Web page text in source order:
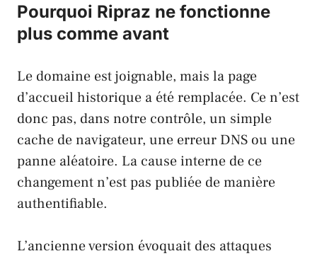
Pourquoi Ripraz ne fonctionne
plus comme avant
Le domaine est joignable, mais la page
d’accueil historique a été remplacée. Ce n’est
donc pas, dans notre contrôle, un simple
cache de navigateur, une erreur DNS ou une
panne aléatoire. La cause interne de ce
changement n’est pas publiée de manière
authentifiable.
L’ancienne version évoquait des attaques